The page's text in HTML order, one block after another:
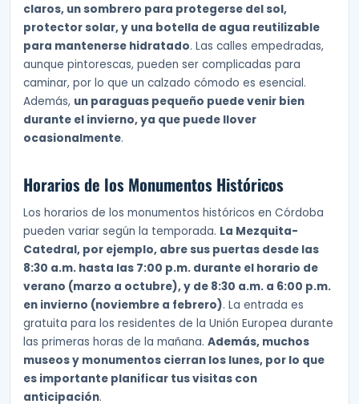
claros, un sombrero para protegerse del sol,
protector solar, y una botella de agua reutilizable
para mantenerse hidratado. Las calles empedradas,
aunque pintorescas, pueden ser complicadas para
caminar, por lo que un calzado cómodo es esencial.
Además, un paraguas pequeño puede venir bien
durante el invierno, ya que puede llover
ocasionalmente.
Horarios de los Monumentos Históricos
Los horarios de los monumentos históricos en Córdoba
pueden variar según la temporada. La Mezquita-
Catedral, por ejemplo, abre sus puertas desde las
8:30 a.m. hasta las 7:00 p.m. durante el horario de
verano (marzo a octubre), y de 8:30 a.m. a 6:00 p.m.
en invierno (noviembre a febrero). La entrada es
gratuita para los residentes de la Unión Europea durante
las primeras horas de la mañana. Además, muchos
museos y monumentos cierran los lunes, por lo que
es importante planificar tus visitas con
anticipación.